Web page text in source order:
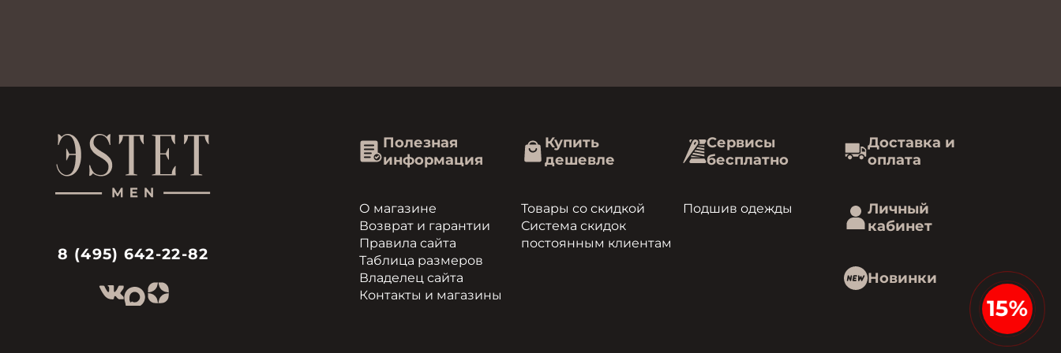
8 (495) 642-22-82
Полезная
информация
О магазине
Возврат и гарантии
Правила сайта
Таблица размеров
Владелец сайта
Контакты и магазины
Купить
дешевле
Товары со скидкой
Система скидок
постоянным клиентам
Сервисы
бесплатно
Подшив одежды
Доставка и
оплата
Личный
кабинет
Новинки
15%